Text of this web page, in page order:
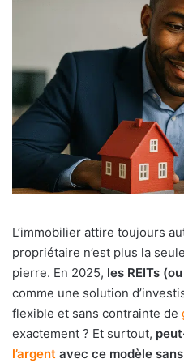
L’immobilier attire toujours
propriétaire n’est plus la
pierre. En 2025, les REITs
comme une solution
flexible et sans contrainte de
exactement ? Et surtout,
l’argent avec ce modèle